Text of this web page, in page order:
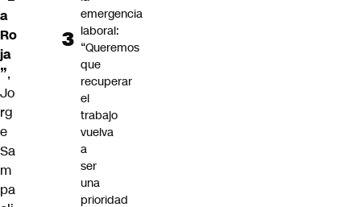
a
Ro
ja
”,
Jo
rg
e
Sa
m
pa
emergencia
laboral:
“Queremos
que
recuperar
el
trabajo
vuelva
a
ser
una
prioridad